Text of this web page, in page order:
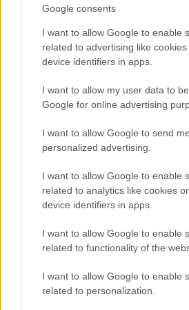
Google consents
I want to allow Google to enable
related to advertising like
device identifiers in apps.
I want to allow my user data to
Google for online advertising
I want to allow Google to send me
personalized advertising.
I want to allow Google to enable
related to analytics like cookies
device identifiers in apps.
I want to allow Google to enable
related to functionality of the
I want to allow Google to enable
related to personalization.
έρευνες βρίσκονται σε
προκειμένου να
συνθήκες της υπόθεσης.
γιατρόςΑλέξης
μυστηριωδώς από τις 7
όταν και χάθηκαν τα
ευρύτερη περιοχή του
video